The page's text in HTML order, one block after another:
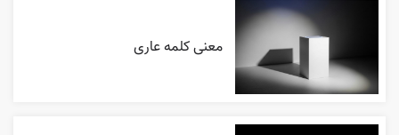
معنی کلمه عاری